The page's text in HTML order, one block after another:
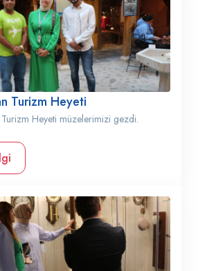
Turizm Heyeti
Heyeti müzelerimizi gezdi.